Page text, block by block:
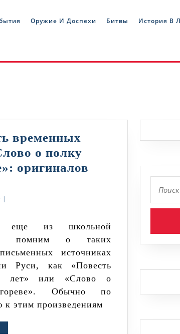
Оружие И Доспехи Битвы История В
временных
о полку
оригиналов
12.12.2019
|
помним о таких
источниках
Руси, как «Повесть
лет» или «Слово о
Обычно по
этим произведениям